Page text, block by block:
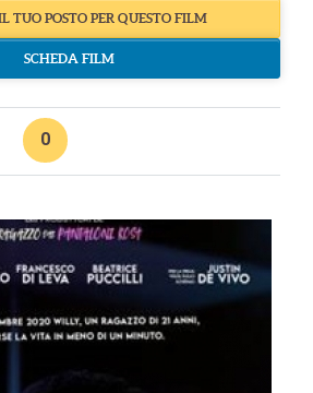
TUO POSTO PER QUESTO FILM
SCHEDA FILM
0